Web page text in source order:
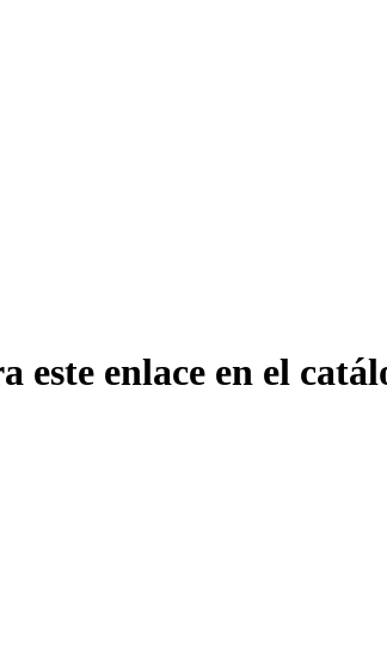
este enlace en el